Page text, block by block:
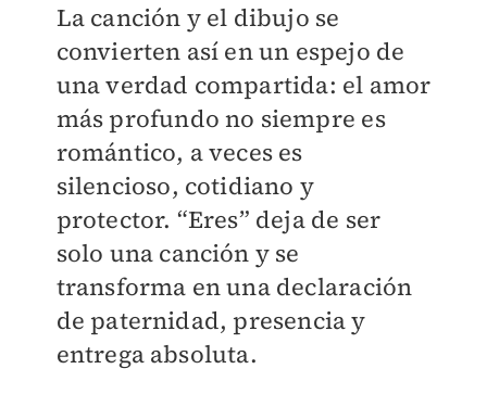
​La canción y el dibujo se
convierten así en un espejo de
una verdad compartida: el amor
más profundo no siempre es
romántico, a veces es
silencioso, cotidiano y
protector. “Eres” deja de ser
solo una canción y se
transforma en una declaración
de paternidad, presencia y
entrega absoluta.